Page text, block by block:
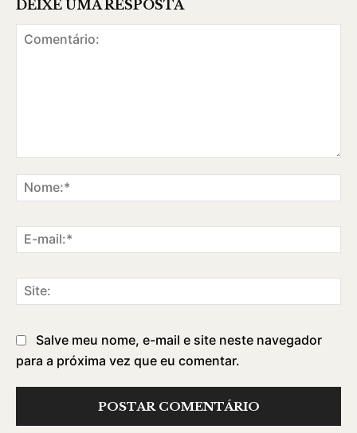
DEIXE UMA RESPOSTA
Salve meu nome, e-mail e site neste navegador
para a próxima vez que eu comentar.